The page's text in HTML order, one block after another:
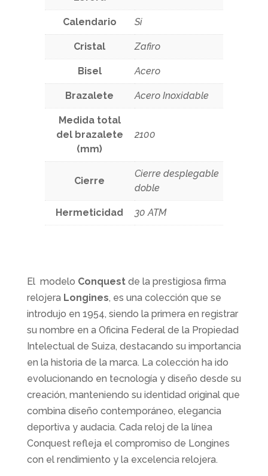
Calendario Si
Cristal Zafiro
Bisel Acero
Brazalete Acero Inoxidable
Medida total
del brazalete
(mm)
2100
Cierre
Cierre desplegable
doble
Hermeticidad 30 ATM
El modelo Conquestde la prestigiosa firma
relojera Longines, es una colección que se
introdujo en 1954, siendo la primera en registrar
su nombre en a Oficina Federal de la Propiedad
Intelectual de Suiza, destacando su importancia
en la historia de la marca. La colección ha ido
evolucionando en tecnología y diseño desde su
creación, manteniendo su identidad original que
combina diseño contemporáneo, elegancia
deportiva y audacia. Cada reloj de la línea
Conquest refleja el compromiso de Longines
con el rendimiento y la excelencia relojera.